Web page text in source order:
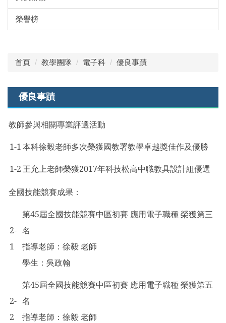
榮譽榜
首頁 教學團隊 電子科 優良事蹟
優良事蹟
教師參與相關專業評選活動
1-1本科徐毅老師多次榮獲國教署教學卓越獎佳作及優勝
1-2王允上老師榮獲2017年科技松高中職教具設計組優選
全國技能競賽成果：
2-
1
第45屆全國技能競賽中區初賽 應用電子職種 榮獲第三
名
指導老師：徐毅 老師
學生：吳政翰
2-
2
第45屆全國技能競賽中區初賽 應用電子職種 榮獲第五
名
指導老師：徐毅 老師